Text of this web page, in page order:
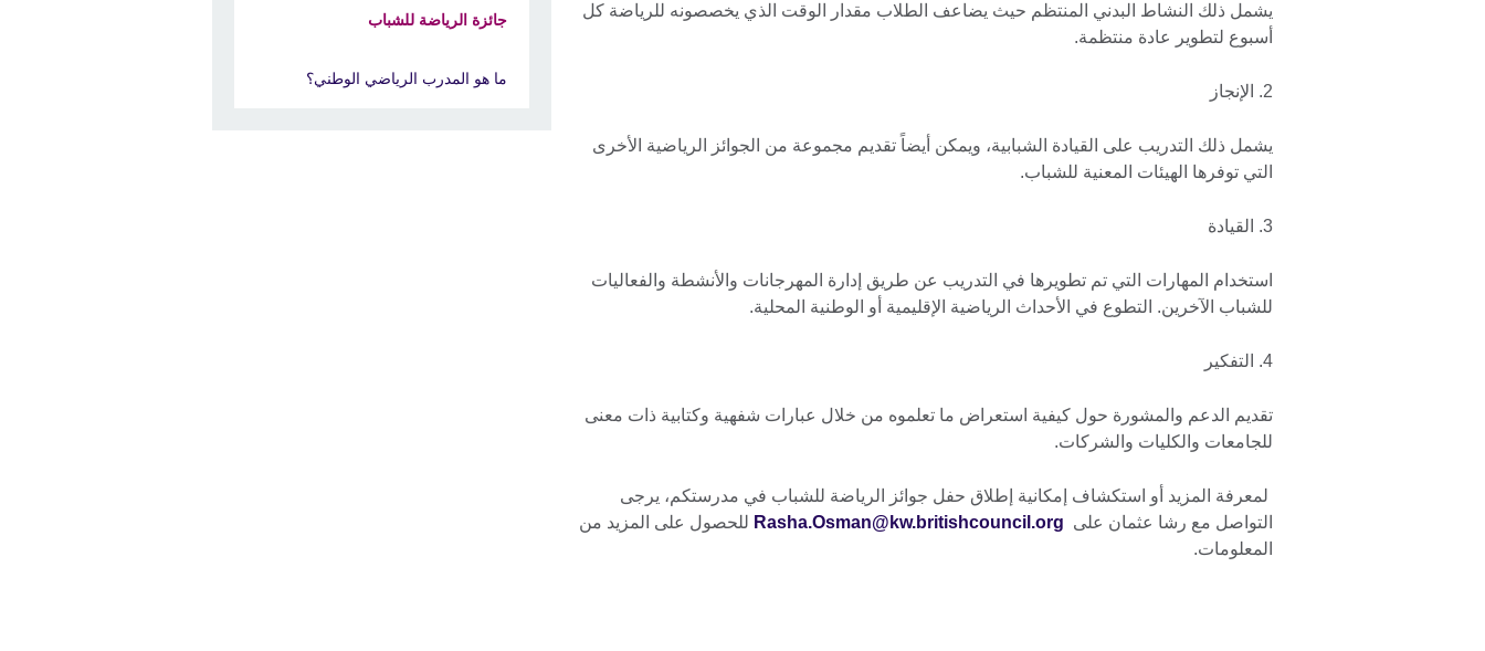
يشمل ذلك النشاط البدني المنتظم حيث يضاعف الطلاب مقدار الوقت الذي يخصصونه للرياضة كل
أسبوع لتطوير عادة منتظمة.
2. الإنجاز
يشمل ذلك التدريب على القيادة الشبابية، ويمكن أيضاً تقديم مجموعة من الجوائز الرياضية الأخرى
التي توفرها الهيئات المعنية للشباب.
3. القيادة
استخدام المهارات التي تم تطويرها في التدريب عن طريق إدارة المهرجانات والأنشطة والفعاليات
للشباب الآخرين. التطوع في الأحداث الرياضية الإقليمية أو الوطنية المحلية.
4. التفكير
تقديم الدعم والمشورة حول كيفية استعراض ما تعلموه من خلال عبارات شفهية وكتابية ذات معنى
للجامعات والكليات والشركات.
لمعرفة المزيد أو استكشاف إمكانية إطلاق حفل جوائز الرياضة للشباب في مدرستكم، يرجى
التواصل مع رشا عثمان على Rasha.Osman@kw.britishcouncil.org للحصول على المزيد من
المعلومات.
جائزة الرياضة للشباب
ما هو المدرب الرياضي الوطني؟